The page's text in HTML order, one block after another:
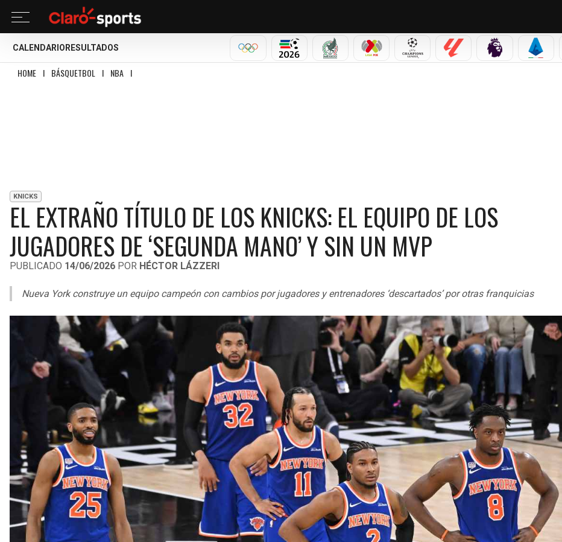
CALENDARIO RESULTADOS
OLÍMPICOSMUNDIAL 2026SELECCIÓN MEXICANA
LIGA MX CHAMPIONS LEAGUE
LALIGA PREMIER LEAGUE
SERIE A
HOME I BÁSQUETBOL I NBA I
KNICKS
EL EXTRAÑO TÍTULO DE LOS KNICKS: EL EQUIPO DE LOS
JUGADORES DE ‘SEGUNDA MANO’ Y SIN UN MVP
PUBLICADO 14/06/2026 POR HÉCTOR LÁZZERI
Nueva York construye un equipo campeón con cambios por jugadores y entrenadores ‘descartados’ por otras franquicias